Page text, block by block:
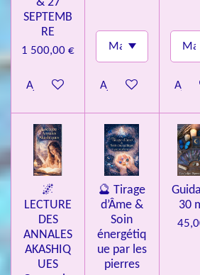
SEPTEMB
RE
1 500,00 €
Ajouter au panierAjouter au panier
🌌
LECTURE
DES
ANNALES
AKASHIQ
UES
🔮 Tirage
d’Âme &
Soin
énergétiq
ue par les
pierres
30